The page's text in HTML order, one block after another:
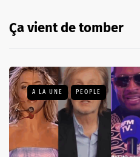
Ça vient de tomber
A LA UNE PEOPLE